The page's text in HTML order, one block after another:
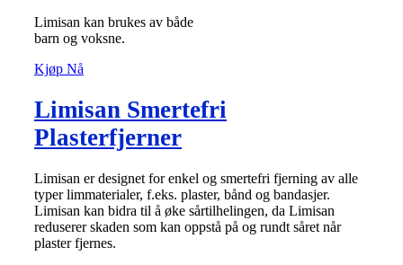
Limisan kan brukes av både
barn og voksne.
Kjøp Nå
Limisan Smertefri
Plasterfjerner
Limisan er designet for enkel og smertefri fjerning av alle
typer limmaterialer, f.eks. plaster, bånd og bandasjer.
Limisan kan bidra til å øke sårtilhelingen, da Limisan
reduserer skaden som kan oppstå på og rundt såret når
plaster fjernes.